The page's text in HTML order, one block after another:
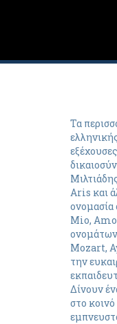
Τα
Aris και
ονομασία
Mio,
ονομάτων
Mozart,
την
Δίνουν
στο